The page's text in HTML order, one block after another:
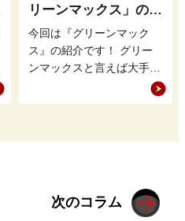
リーンマックス」の歴
史・特徴・魅力を徹底
解説
今回は『グリーンマック
ス』の紹介です！ グリー
ンマックスと言えば大手鉄
道模型メーカーが取り上げ
ないような地方の私鉄やレ
次のコラム